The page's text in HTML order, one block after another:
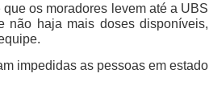
os moradores levem até a UBS
haja mais doses disponíveis,
impedidas as pessoas em estado